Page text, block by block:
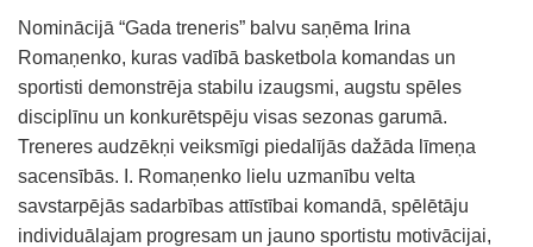
Nominācijā “Gada treneris” balvu saņēma Irina
Romaņenko, kuras vadībā basketbola komandas un
sportisti demonstrēja stabilu izaugsmi, augstu spēles
disciplīnu un konkurētspēju visas sezonas garumā.
Treneres audzēkņi veiksmīgi piedalījās dažāda līmeņa
sacensībās. I. Romaņenko lielu uzmanību velta
savstarpējās sadarbības attīstībai komandā, spēlētāju
individuālajam progresam un jauno sportistu motivācijai,